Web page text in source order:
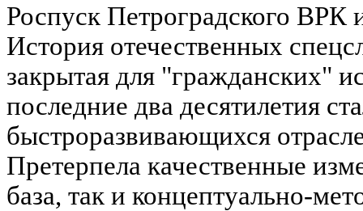
Роспуск Петроградского ВРК
История отечественных
закрытая для "гражданских"
последние два десятилетия
быстроразвивающихся
Претерпела качественные
база, так и концептуально-